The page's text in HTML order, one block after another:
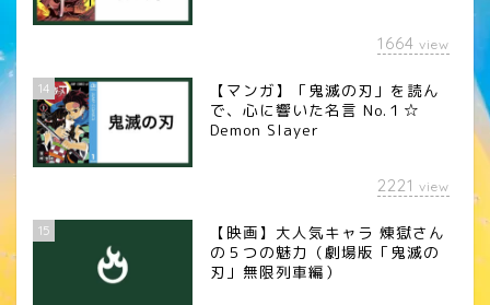
1664 view
14
【マンガ】「鬼滅の刃」を読ん
で、心に響いた名言 No.１☆
Demon Slayer
2221 view
15
【映画】大人気キャラ 煉󠄁獄さん
の５つの魅力（劇場版「鬼滅の
刃」無限列車編）